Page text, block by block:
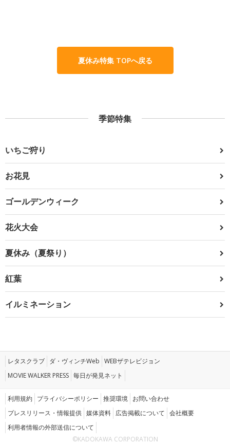
夏休み特集 TOPへ戻る
季節特集
いちご狩り
お花見
ゴールデンウィーク
花火大会
夏休み（夏祭り）
紅葉
イルミネーション
レタスクラブ ダ・ヴィンチWeb WEBザテレビジョン
MOVIE WALKER PRESS 毎日が発見ネット
利用規約 プライバシーポリシー 推奨環境 お問い合わせ
プレスリリース・情報提供 媒体資料 広告掲載について 会社概要
利用者情報の外部送信について
©KADOKAWA CORPORATION